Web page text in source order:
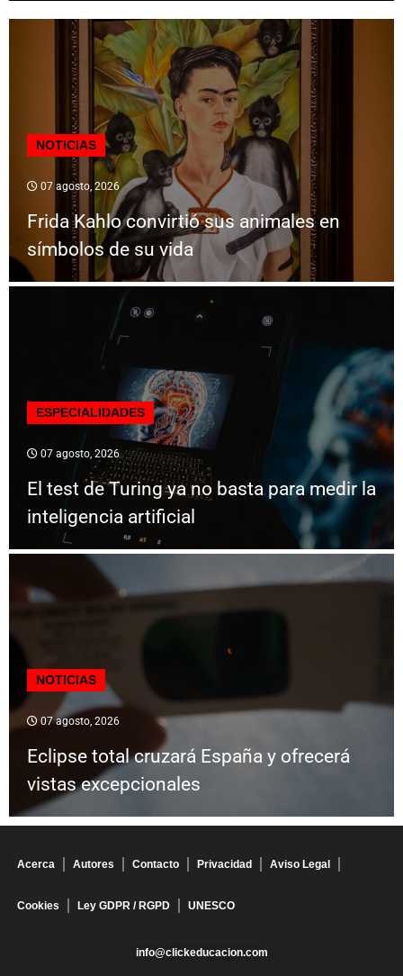
NOTICIAS
07 agosto, 2026
Frida Kahlo convirtió sus animales en
símbolos de su vida
ESPECIALIDADES
07 agosto, 2026
El test de Turing ya no basta para medir la
inteligencia artificial
NOTICIAS
07 agosto, 2026
Eclipse total cruzará España y ofrecerá
vistas excepcionales
Acerca Autores Contacto Privacidad Aviso Legal
Cookies Ley GDPR / RGPD UNESCO
info@clickeducacion.com